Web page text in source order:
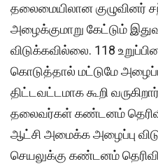
தலைமையிலான குழுவினர்
அழைக்குமாறு கேட்டும்
விடுக்கவில்லை. 118
கொடுத்தால் மட்டுமே
திட்டவட்டமாக கூறி
தலைவர்கள் கண்டனம்
ஆட்சி அமைக்க அழைப்பு
செயலுக்கு கண்டனம்